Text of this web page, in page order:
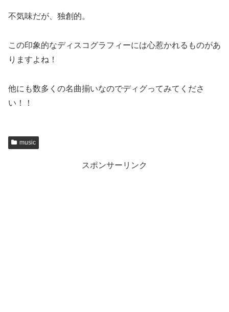
不気味だが、独創的。
この印象的なディスコグラフィーには心惹かれるものがあ
りますよね！
他にも数多くの名曲揃いなのでディグってみてくださ
い！！
music
スポンサーリンク